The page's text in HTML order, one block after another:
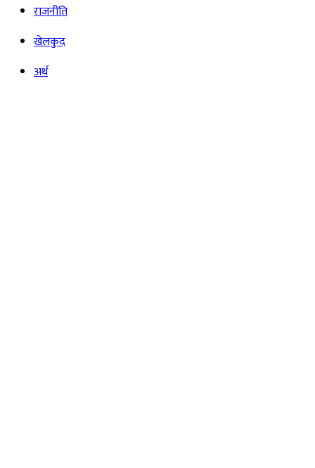
राजनीति
खेलकुद
अर्थ